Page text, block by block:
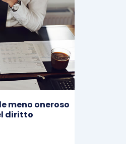
meno oneroso
diritto